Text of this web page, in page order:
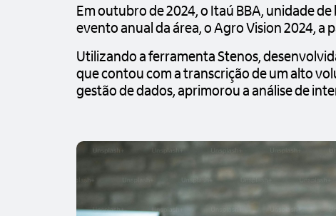
Em outubro de 2024, o Itaú BBA, unidade
evento anual da área, o Agro Vision 2024,
Utilizando a ferramenta Stenos,
que contou com a transcrição de um alto
gestão de dados, aprimorou a análise de